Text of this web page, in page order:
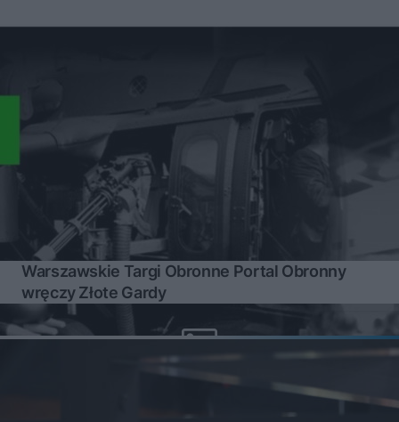
Warszawskie Targi Obronne Portal Obronny
wręczy Złote Gardy